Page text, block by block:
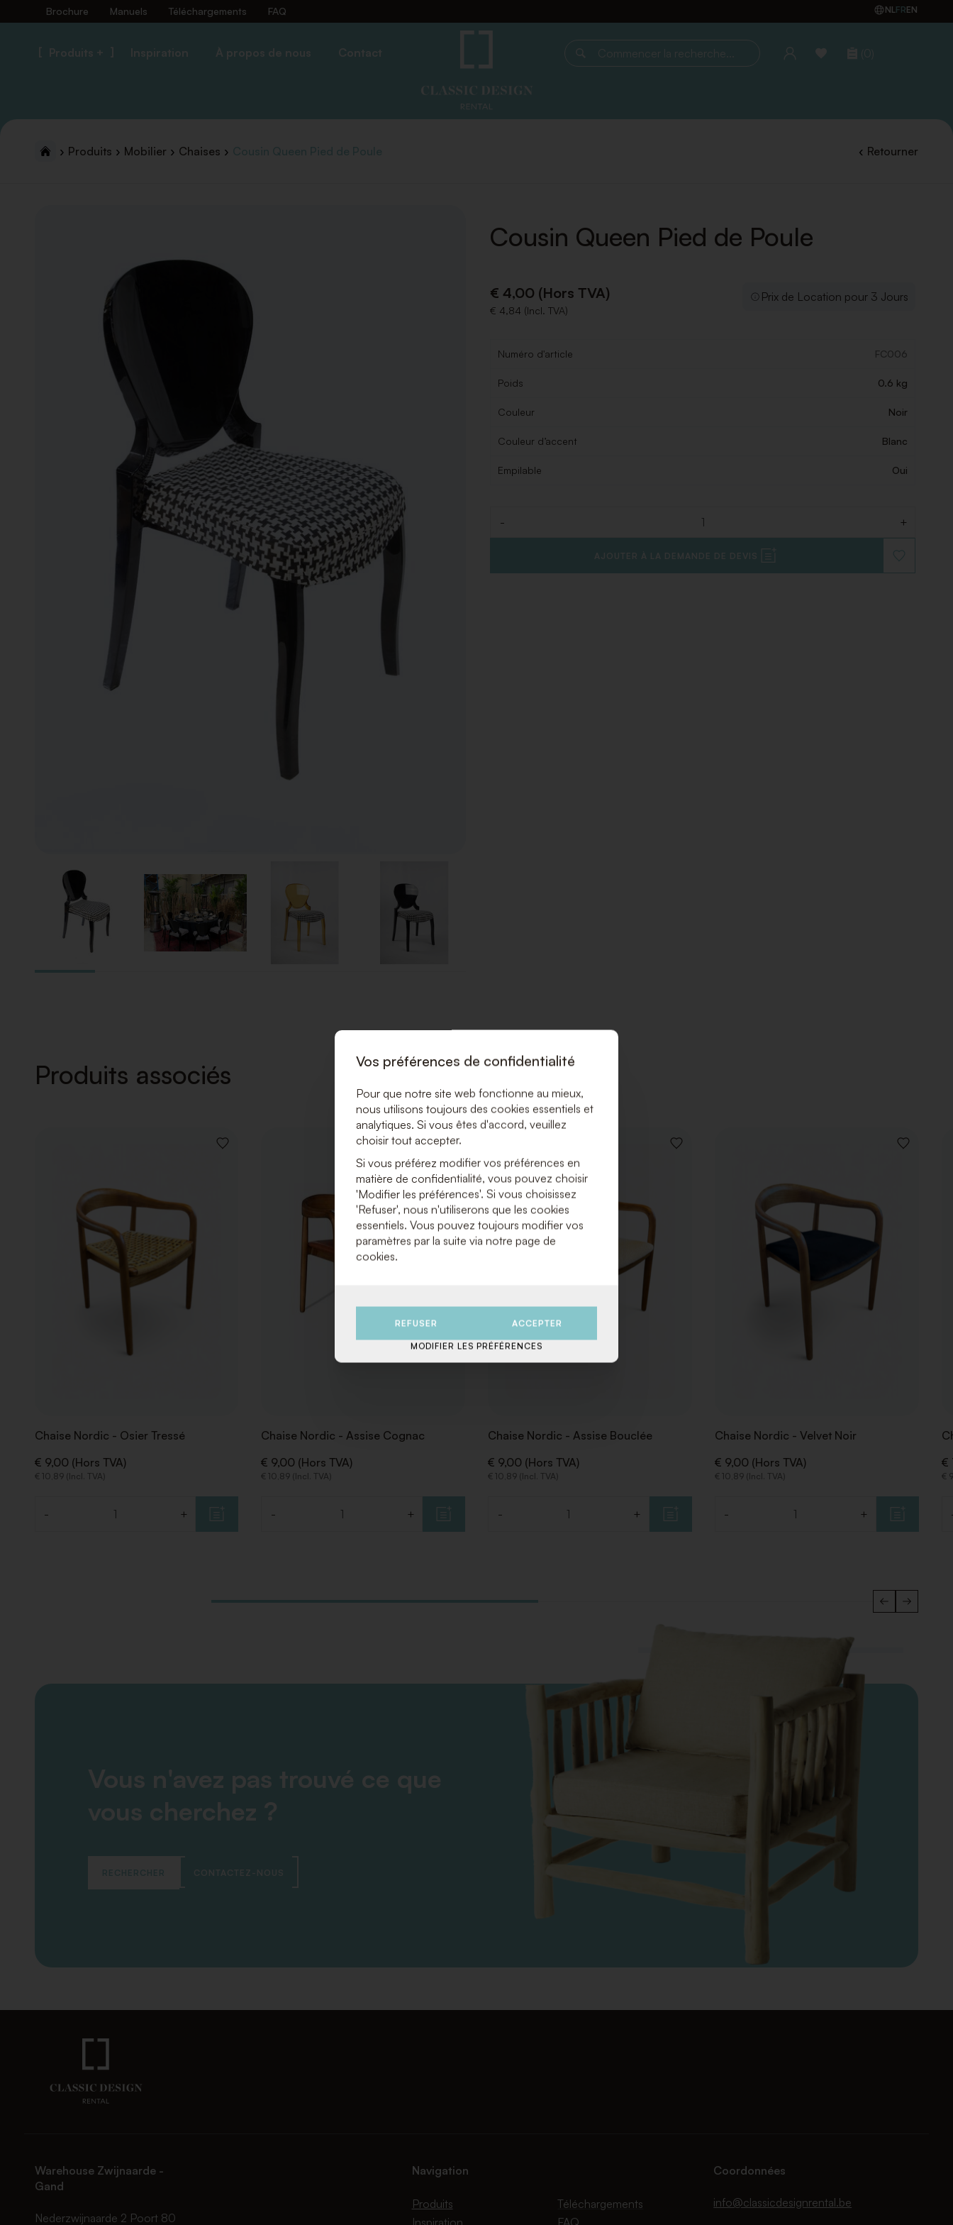
Brochure Manuels Téléchargements FAQ NLFREN
Produits + Inspiration À propos de nous Contact
Commencer la recherche... (0)
Produits Mobilier Chaises Cousin Queen Pied de Poule Retourner
Cousin Queen Pied de Poule
€ 4,00 (Hors TVA)
€ 4,84 (Incl. TVA)
Prix de Location pour 3 Jours
Numéro d'article FC006
Poids 0.6 kg
Couleur Noir
Couleur d’accent Blanc
Empilable Oui
- +
AJOUTER À LA DEMANDE DE DEVIS
À
Produits associés
AJOUTER
Chaise Nordic - Osier Tressé
€ 9,00 (Hors TVA)
€ 10,89 (Incl. TVA)
- +
AJOUTER
À
LA
LISTE
DE
SOUHAITS
Chaise Nordic - Assise Cognac
€ 9,00 (Hors TVA)
€ 10,89 (Incl. TVA)
- +
AJOUTER
Chaise Nordic - Assise Bouclée
€ 9,00 (Hors TVA)
€ 10,89 (Incl. TVA)
- +
AJOUTER
Chaise Nordic - Velvet Noir
€ 9,00 (Hors TVA)
€ 10,89 (Incl. TVA)
- +
€
€
Vous n'avez pas trouvé ce que
vous cherchez ?
RECHERCHER CONTACTEZ-NOUS
Warehouse Zwijnaarde -
Gand
Nederzwijnaarde 2 Poort 80
Navigation
Produits
Inspiration
Téléchargements
FAQ
Coordonnées
info@classicdesignrental.be
Vos préférences de confidentialité
Pour que notre site web fonctionne au mieux,
nous utilisons toujours des cookies essentiels et
analytiques. Si vous êtes d'accord, veuillez
choisir tout accepter.
Si vous préférez modifier vos préférences en
matière de confidentialité, vous pouvez choisir
'Modifier les préférences'. Si vous choisissez
'Refuser', nous n'utiliserons que les cookies
essentiels. Vous pouvez toujours modifier vos
paramètres par la suite via notre page de
cookies.
REFUSER ACCEPTER
MODIFIER LES PRÉFÉRENCES